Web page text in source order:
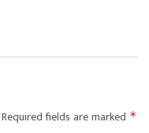
Required fields are marked *